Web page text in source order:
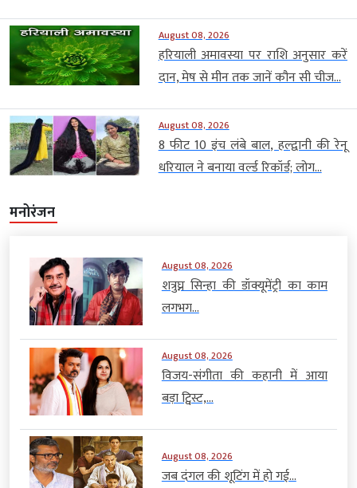
August 08, 2026
हरियाली अमावस्या पर राशि अनुसार करें
दान, मेष से मीन तक जानें कौन सी चीज...
August 08, 2026
8 फीट 10 इंच लंबे बाल, हल्द्वानी की रेनू
धरियाल ने बनाया वर्ल्ड रिकॉर्ड; लोग...
मनोरंजन
August 08, 2026
शत्रुघ्न सिन्हा की डॉक्यूमेंट्री का काम
लगभग...
August 08, 2026
विजय-संगीता की कहानी में आया
बड़ा ट्विस्ट,...
August 08, 2026
जब दंगल की शूटिंग में हो गई...